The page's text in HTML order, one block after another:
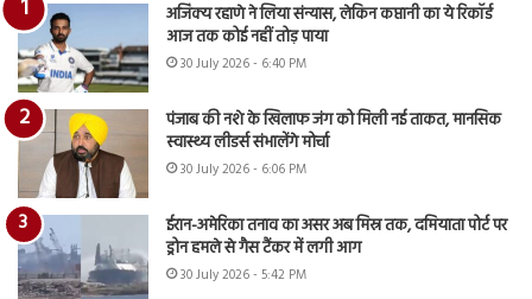
अजिंक्य रहाणे ने लिया संन्यास, लेकिन कप्तानी का ये रिकॉर्ड
आज तक कोई नहीं तोड़ पाया
30 July 2026 - 6:40 PM
पंजाब की नशे के खिलाफ जंग को मिली नई ताकत, मानसिक
स्वास्थ्य लीडर्स संभालेंगे मोर्चा
30 July 2026 - 6:06 PM
ईरान-अमेरिका तनाव का असर अब मिस्र तक, दमियाता पोर्ट पर
ड्रोन हमले से गैस टैंकर में लगी आग
30 July 2026 - 5:42 PM